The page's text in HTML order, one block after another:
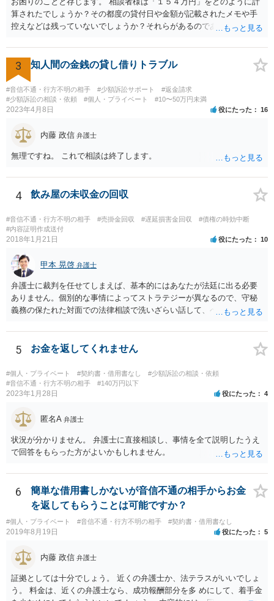
算されたでしょうか？その都度の貸付日や金額が記載されたメモや手
控えなどは残っていないでしょうか？それらがあるのであればメール
です。 彼の住所については住民票上の住所であれば調査することは可
能です。 弁護士に依頼した際の費用にいては現在弁護士費用が自由化
されており法律事務所によって異なりますので、あくまで目安となり
ますが、交渉を依頼すると①着手金が請求額×8％or10万円の高い方、
②成功報酬が16％、③実費というところでしょうか。法律事務所によ
っては別途日当を請求するところもあると思います。 勝訴の見込みや
お伺いできればお伝えさせていただきますので、宜しければ、個別に
3 知人間の金銭の貸し借りトラブル
#音信不通・行方不明の相手 #少額訴訟サポート
#返金請求
#少額訴訟の相談・依頼
#個人・プライベート #10〜50万円未満
2023年4月8日 役にたった 16
内藤 政信 弁護士
無理ですね。 これで相談は終了します。
4 飲み屋の未収金の回収
#音信不通・行方不明の相手 #売掛金回収 #遅延損害金回収
#債権の時効中断
#内容証明作成送付
2018年1月21日 役にたった 10
甲本 晃啓 弁護士
弁護士に裁判を任せてしまえば、基本的にはあなたが法廷に出る必要
ありません。個別的な事情によってストラテジーが異なるので、守秘
義務の保たれた対面での法律相談で洗いざらい話して、ベストな方法
5 お金を返してくれません
#個人・プライベート #契約書・借用書なし
#少額訴訟の相談・依頼
#音信不通・行方不明の相手
#140万円以下
2023年1月28日 役にたった 4
匿名A 弁護士
状況が分かりません。 弁護士に直接相談し、事情を全て説明したうえ
で回答をもらった方がよいかもしれません。
6
簡単な借用書しかないが音信不通の相手からお金
を返してもらうことは可能ですか？
#個人・プライベート #音信不通・行方不明の相手 #契約書・借用書なし
2019年8月19日 役にたった 5
内藤 政信 弁護士
証拠としては十分でしょう。 近くの弁護士か、法テラスがいいでしょ
う。 料金は、近くの弁護士なら、成功報酬部分を多 めにして、着手金